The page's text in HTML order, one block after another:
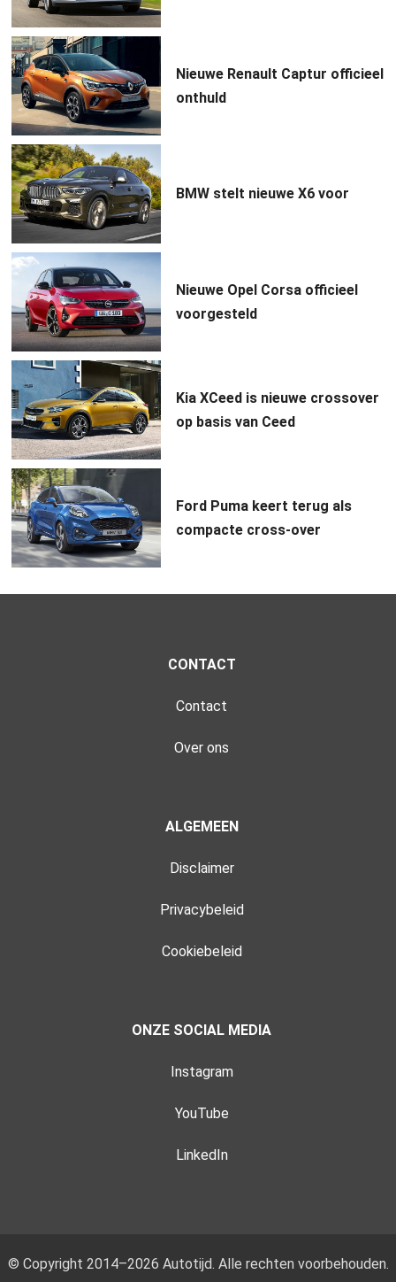
Nieuwe Renault Captur officieel
onthuld
BMW stelt nieuwe X6 voor
Nieuwe Opel Corsa officieel
voorgesteld
Kia XCeed is nieuwe crossover
op basis van Ceed
Ford Puma keert terug als
compacte cross-over
CONTACT
Contact
Over ons
ALGEMEEN
Disclaimer
Privacybeleid
Cookiebeleid
ONZE SOCIAL MEDIA
Instagram
YouTube
LinkedIn
© Copyright 2014–2026 Autotijd. Alle rechten voorbehouden.